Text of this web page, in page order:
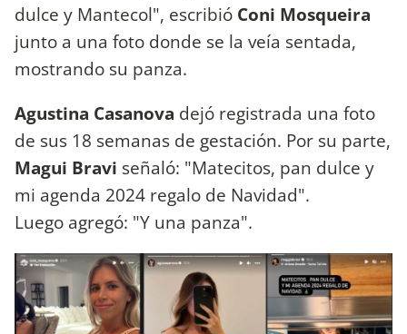
dulce y Mantecol", escribió Coni Mosqueira
junto a una foto donde se la veía sentada,
mostrando su panza.
Agustina Casanova dejó registrada una foto
de sus 18 semanas de gestación. Por su parte,
Magui Bravi señaló: "Matecitos, pan dulce y
mi agenda 2024 regalo de Navidad".
Luego agregó: "Y una panza".